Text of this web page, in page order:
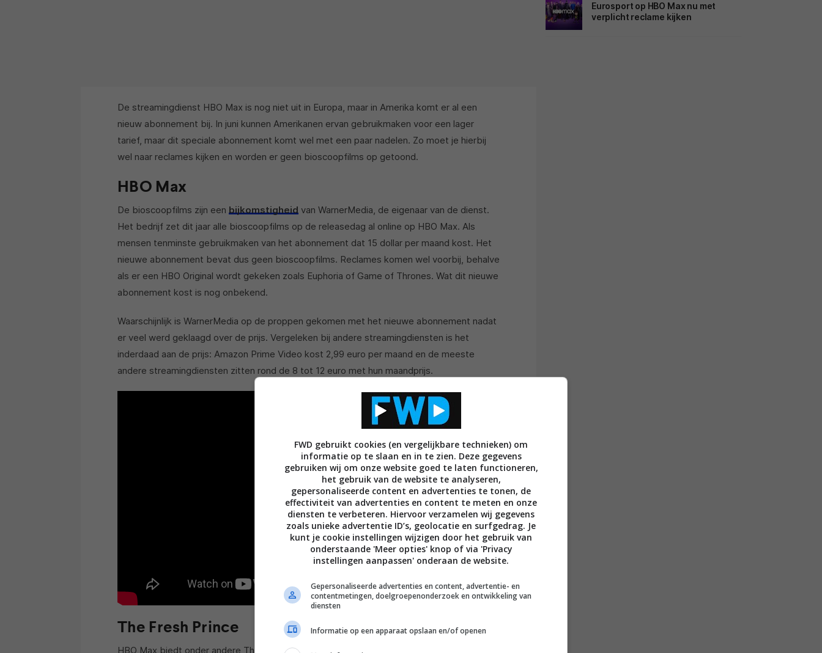
De streamingdienst HBO Max is nog niet uit in Europa, maar in Amerika komt er al een
nieuw abonnement bij. In juni kunnen Amerikanen ervan gebruikmaken voor een lager
tarief, maar dit speciale abonnement komt wel met een paar nadelen. Zo moet je hierbij
wel naar reclames kijken en worden er geen bioscoopfilms op getoond.
HBO Max
De bioscoopfilms zijn een bijkomstigheid van WarnerMedia, de eigenaar van de dienst.
Het bedrijf zet dit jaar alle bioscoopfilms op de releasedag al online op HBO Max. Als
mensen tenminste gebruikmaken van het abonnement dat 15 dollar per maand kost. Het
nieuwe abonnement bevat dus geen bioscoopfilms. Reclames komen wel voorbij, behalve
als er een HBO Original wordt gekeken zoals Euphoria of Game of Thrones. Wat dit nieuwe
abonnement kost is nog onbekend.
Waarschijnlijk is WarnerMedia op de proppen gekomen met het nieuwe abonnement nadat
er veel werd geklaagd over de prijs. Vergeleken bij andere streamingdiensten is het
inderdaad aan de prijs: Amazon Prime Video kost 2,99 euro per maand en de meeste
andere streamingdiensten zitten rond de 8 tot 12 euro met hun maandprijs.
The Fresh Prince
HBO Max biedt onder andere The Fresh Prince of Bel-Air, Pretty Little Liars, Batwoman en
Eurosport op HBO Max nu met
verplicht reclame kijken
FWD gebruikt cookies (en vergelijkbare technieken) om
informatie op te slaan en in te zien. Deze gegevens
gebruiken wij om onze website goed te laten functioneren,
het gebruik van de website te analyseren,
gepersonaliseerde content en advertenties te tonen, de
effectiviteit van advertenties en content te meten en onze
diensten te verbeteren. Hiervoor verzamelen wij gegevens
zoals unieke advertentie ID’s, geolocatie en surfgedrag. Je
kunt je cookie instellingen wijzigen door het gebruik van
onderstaande 'Meer opties' knop of via 'Privacy
instellingen aanpassen' onderaan de website.
Gepersonaliseerde advertenties en content, advertentie- en
contentmetingen, doelgroepenonderzoek en ontwikkeling van
diensten
Informatie op een apparaat opslaan en/of openen